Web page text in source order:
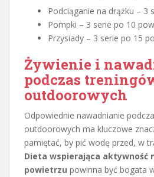
Podciąganie na drążku – 3
Pompki – 3 serie po 10
Przysiady – 3 serie po 15
Żywienie i
podczas
outdoorowych
Odpowiednie nawadnianie
outdoorowych ma kluczowe
pamiętać, by pić wodę przed, w
Dieta wspierająca aktywność
powietrzu powinna być bogata